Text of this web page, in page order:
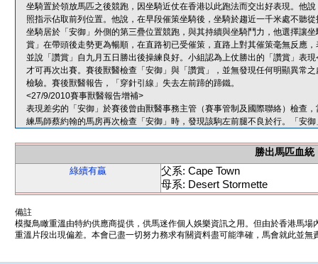
坐騎置於領放馬匹之後競跑，因坐騎近仗在香港以此跑法而交出好表現。他
照指示佔取前列位置。他說，在早段催策坐騎後，坐騎於趨近一千米處不聽
坐騎居於「安御」外側的第三疊位置競跑，與其持續與坐騎鬥力，他選擇讓
賞」在帶頭後走勢更為暢順，在直路初已受催策，直路上對其催策毫無反應
並說「讚賞」自九月五日勝出後操練良好。小組認為上仗勝出的「讚賞」表
才可再次出賽。賽後獸醫檢查「安御」與「讚賞」，並無發現任何明顯異常
檢驗。賽後獸醫報告，「穿針引線」失去左前蹄的蹄鐵。
<27/9/2010賽事獸醫報告增補>
表現差劣的「安御」於賽後曾由獸醫事務主管（賽事管制及國際聯絡）檢查
練馬師蔡約翰的馬房再次檢查「安御」時，發現該駒左前腿不良於行。「安
勝出馬匹血統
綠續有贏
父系: Cape Town
母系: Desert Stormette
備註
模擬鳥瞰重溫由特約供應商提供，供馬迷作個人娛樂資訊之用。但由於香港馬
重溫片段出現偏差。本會已盡一切努力務求有關資料盡可能準確，馬會就此並